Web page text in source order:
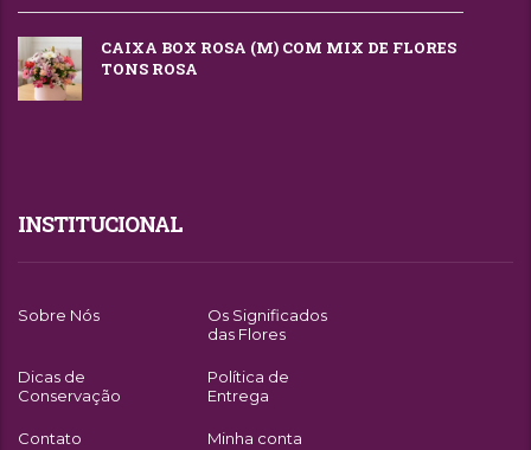
CAIXA BOX ROSA (M) COM MIX DE FLORES
TONS ROSA
INSTITUCIONAL
Sobre Nós
Os Significados
das Flores
Dicas de
Conservação
Política de
Entrega
Contato Minha conta